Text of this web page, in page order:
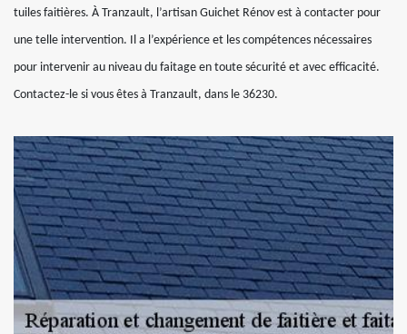
tuiles faitières. À Tranzault, l’artisan Guichet Rénov est à contacter pour
une telle intervention. Il a l’expérience et les compétences nécessaires
pour intervenir au niveau du faitage en toute sécurité et avec efficacité.
Contactez-le si vous êtes à Tranzault, dans le 36230.